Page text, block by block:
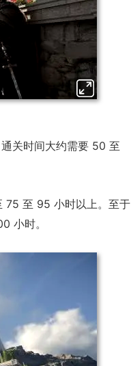
通关时间大约需要 50 至
75 至 95 小时以上。至于
小时。